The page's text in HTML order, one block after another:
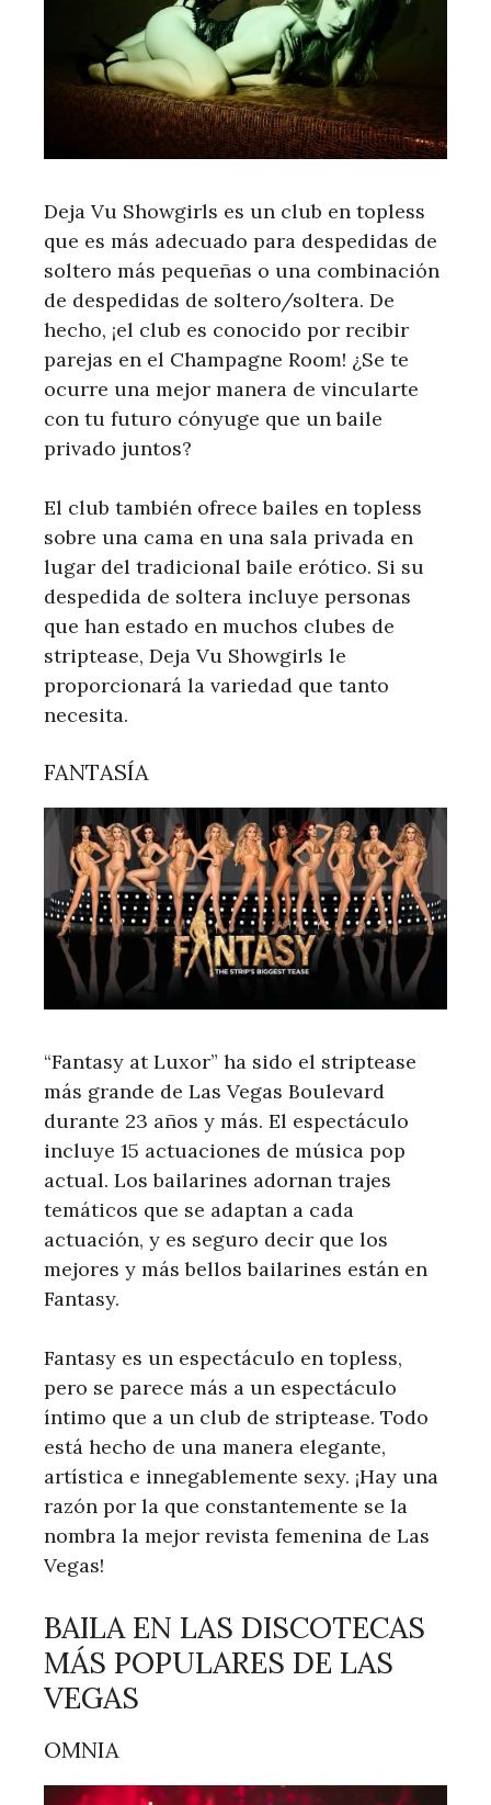
Deja Vu Showgirls es un club en topless
que es más adecuado para despedidas de
soltero más pequeñas o una combinación
de despedidas de soltero/soltera. De
hecho, ¡el club es conocido por recibir
parejas en el Champagne Room! ¿Se te
ocurre una mejor manera de vincularte
con tu futuro cónyuge que un baile
privado juntos?
El club también ofrece bailes en topless
sobre una cama en una sala privada en
lugar del tradicional baile erótico. Si su
despedida de soltera incluye personas
que han estado en muchos clubes de
striptease, Deja Vu Showgirls le
proporcionará la variedad que tanto
necesita.
FANTASÍA
“Fantasy at Luxor” ha sido el striptease
más grande de Las Vegas Boulevard
durante 23 años y más. El espectáculo
incluye 15 actuaciones de música pop
actual. Los bailarines adornan trajes
temáticos que se adaptan a cada
actuación, y es seguro decir que los
mejores y más bellos bailarines están en
Fantasy.
Fantasy es un espectáculo en topless,
pero se parece más a un espectáculo
íntimo que a un club de striptease. Todo
está hecho de una manera elegante,
artística e innegablemente sexy. ¡Hay una
razón por la que constantemente se la
nombra la mejor revista femenina de Las
Vegas!
BAILA EN LAS DISCOTECAS
MÁS POPULARES DE LAS
VEGAS
OMNIA